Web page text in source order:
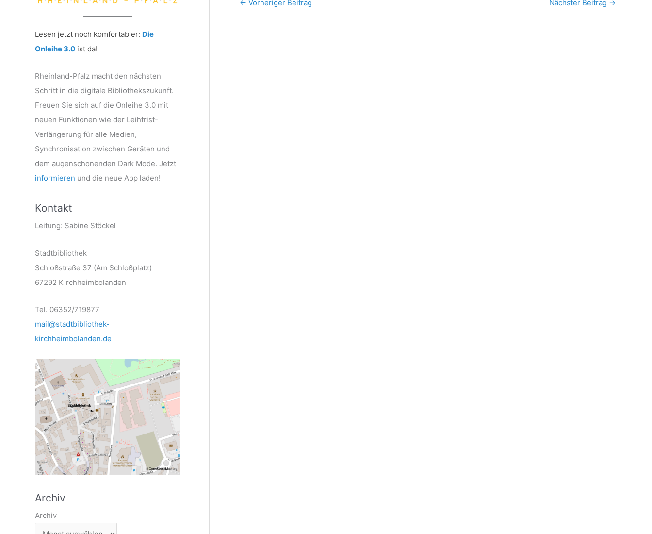
Lesen jetzt noch komfortabler: Die
Onleihe 3.0 ist da!
Rheinland-Pfalz macht den nächsten
Schritt in die digitale Bibliothekszukunft.
Freuen Sie sich auf die Onleihe 3.0 mit
neuen Funktionen wie der Leihfrist-
Verlängerung für alle Medien,
Synchronisation zwischen Geräten und
dem augenschonenden Dark Mode. Jetzt
informieren und die neue App laden!
Kontakt
Leitung: Sabine Stöckel
Stadtbibliothek
Schloßstraße 37 (Am Schloßplatz)
67292 Kirchheimbolanden
Tel. 06352/719877
mail@stadtbibliothek-
kirchheimbolanden.de
Archiv
Archiv
← Vorheriger Beitrag Nächster Beitrag →